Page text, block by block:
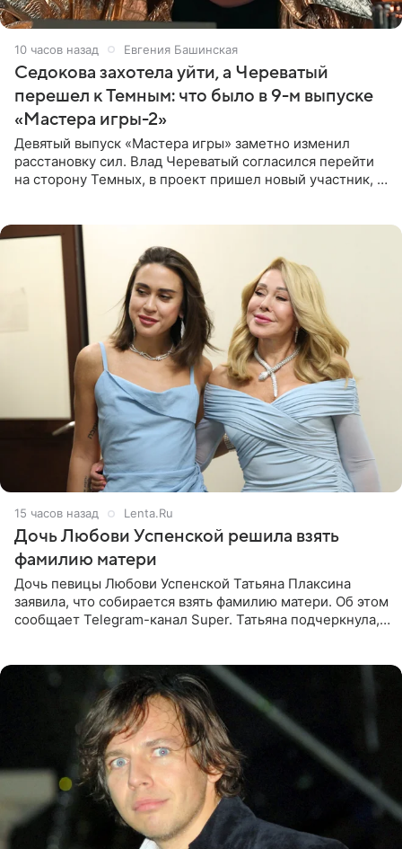
10 часов назад Евгения Башинская
Седокова захотела уйти, а Череватый
перешел к Темным: что было в 9-м выпуске
«Мастера игры-2»
Девятый выпуск «Мастера игры» заметно изменил
расстановку сил. Влад Череватый согласился перейти
на сторону Темных, в проект пришел новый участник, а
15 часов назад Lenta.Ru
Дочь Любови Успенской решила взять
фамилию матери
Дочь певицы Любови Успенской Татьяна Плаксина
заявила, что собирается взять фамилию матери. Об этом
сообщает Telegram-канал Super. Татьяна подчеркнула,